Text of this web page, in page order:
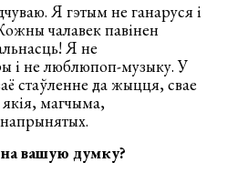
Я гэтым не ганаруся і
чалавек павінен
Я не
і не люблюпоп-музыку. У
стаўленне да жыцця, свае
магчыма,
вашую думку?